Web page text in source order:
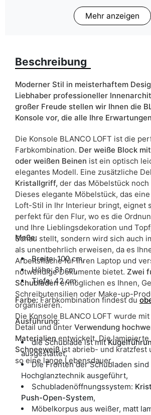
Glanz
Breite 100
ean13
Liefertermin: 5
Aufgrund des
Materialeigenschaften sind
möglich.
Mehr anzeigen
Beschreibung
Moderner Stil in meisterhaftem
Liebhaber professioneller
großer Freude stellen wir Ihnen die
Konsole vor, die alle Ihre
Die Konsole BLANCO LOFT ist die
Farbkombination. Der weiße Block
oder weißen Beinen ist ein optisch
elegantes Modell. Eine zusätzliche
Kristallgriff, der das Möbelstück
Dieses elegante Möbelstück, das
Loft-Stil in Ihr Interieur bringt, eignet
perfekt für den Flur, wo es die
und Ihre Lieblingsdekoration und
Schau stellt, sondern wird sich auch
als unentbehrlich erweisen, da es
Arbeitsfläche für Ihren Laptop und
notwendige Dokumente bietet. Zwei
Schubladenermöglichen es Ihnen,
Schreibutensilien oder Make-up-
organisieren.
Die Konsole BLANCO LOFT wurde
Detail und unter Verwendung
Materialienentwickelt. Die laminierte
Schneeweißist abrieb- und kratzfest
so eine lange Lebensdauer.
Maße:
Breite: 100 cm,
Höhe: 81 cm,
Tiefe: 42 cm
Farbe: Farbkombination findest du
Ausführung:
die Schublade ist mit
ausgestattet,
Die Fronten der Schubladen sind
Hochglanztechnik ausgeführt,
Schubladenöffnungssystem:
Push-Open-System,
Möbelkorpus aus weißer, matt